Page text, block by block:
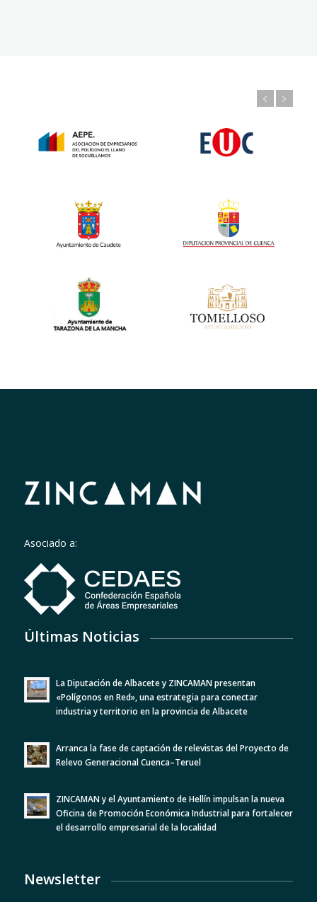
Asociado a:
Últimas Noticias
La Diputación de Albacete y ZINCAMAN presentan
«Polígonos en Red», una estrategia para conectar
industria y territorio en la provincia de Albacete
Arranca la fase de captación de relevistas del Proyecto de
Relevo Generacional Cuenca–Teruel
ZINCAMAN y el Ayuntamiento de Hellín impulsan la nueva
Oficina de Promoción Económica Industrial para fortalecer
el desarrollo empresarial de la localidad
Newsletter